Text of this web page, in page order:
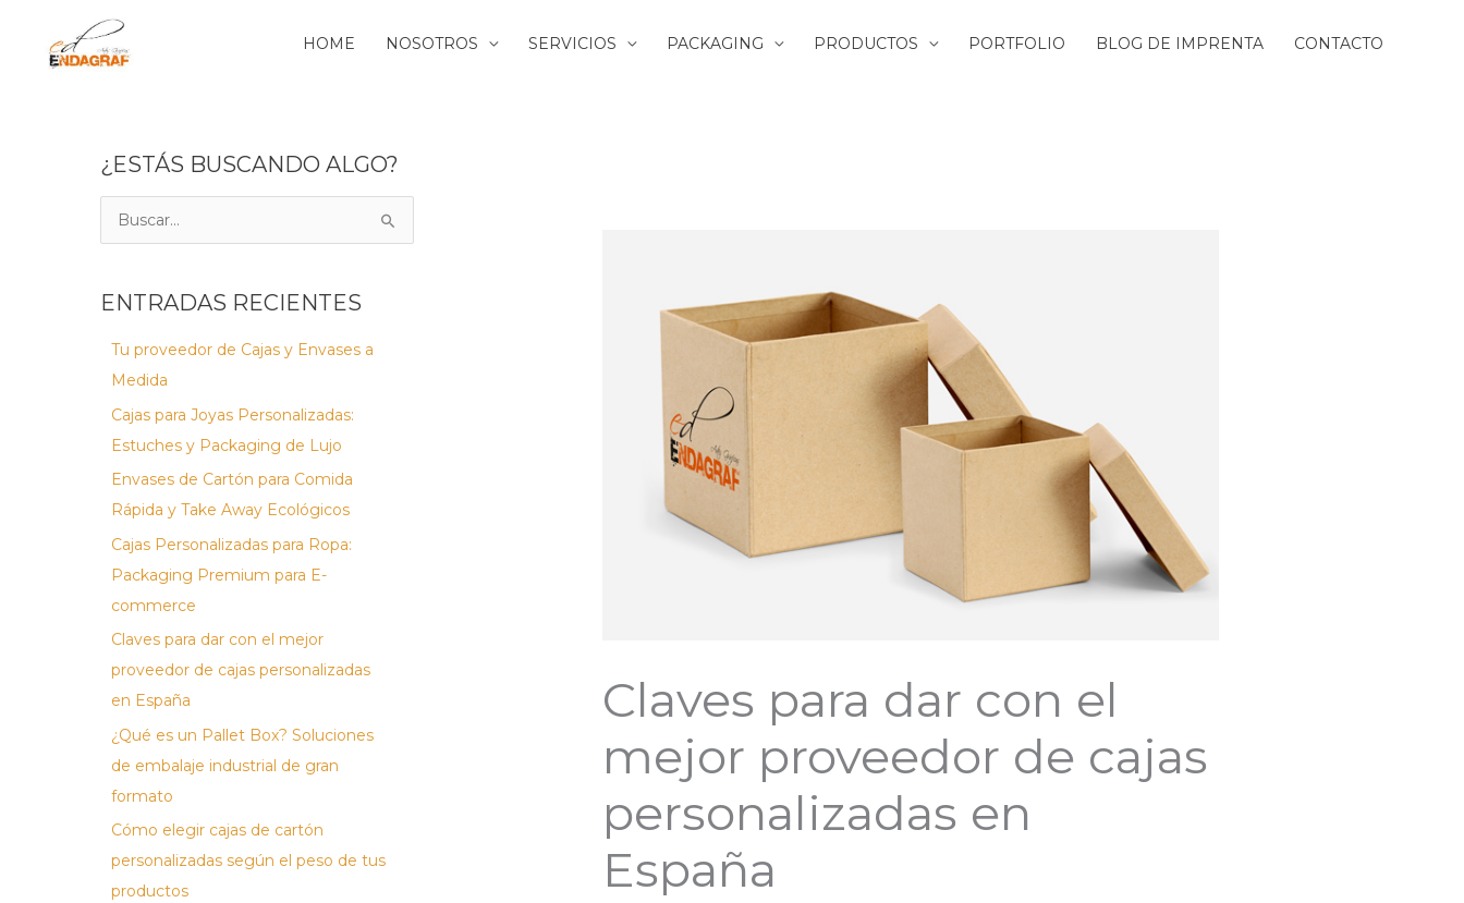
contenido
HOME NOSOTROS SERVICIOS PACKAGING PRODUCTOS PORTFOLIO BLOG DE IMPRENTA CONTACTO
¿ESTÁS BUSCANDO ALGO?
c
ENTRADAS RECIENTES
Tu proveedor de Cajas y Envases a
Medida
Cajas para Joyas Personalizadas:
Estuches y Packaging de Lujo
Envases de Cartón para Comida
Rápida y Take Away Ecológicos
Cajas Personalizadas para Ropa:
Packaging Premium para E-
commerce
Claves para dar con el mejor
proveedor de cajas personalizadas
en España
¿Qué es un Pallet Box? Soluciones
de embalaje industrial de gran
formato
Cómo elegir cajas de cartón
personalizadas según el peso de tus
productos
Claves para dar con el
mejor proveedor de cajas
personalizadas en
España